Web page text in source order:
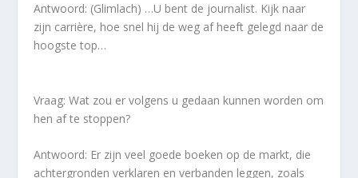
Antwoord: (Glimlach) …U bent de journalist. Kijk naar
zijn carrière, hoe snel hij de weg af heeft gelegd naar de
hoogste top…
Vraag: Wat zou er volgens u gedaan kunnen worden om
hen af te stoppen?
Antwoord: Er zijn veel goede boeken op de markt, die
achtergronden verklaren en verbanden leggen, zoals